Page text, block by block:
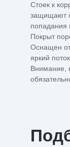
Стоек к
защищают
попадания
Покрыт
Оснащен
яркий
Внимание,